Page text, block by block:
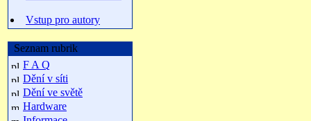
Vstup pro autory
Seznam rubrik
F A Q
Dění v síti
Dění ve světě
Hardware